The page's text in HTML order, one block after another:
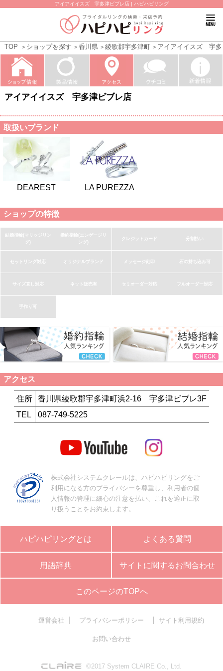
アイアイイスズ 宇多津ビブレ店 | ハピハピリング
TOP ショップを探す 香川県 綾歌郡宇多津町 アイアイイスズ 宇多
アイアイイスズ 宇多津ビブレ店
取扱いブランド
DEAREST LA PUREZZA
ショップの特徴
結婚指輪(マリッジリン
グ)
婚約指輪(エンゲージリ
ング)
クレジットカード 分割払い
セットリング対応 オリジナルブランド メッセージ刻印 石の持ち込み可
サイズ直し対応 ネット販売有 セミオーダー対応 フルオーダー対応
手作り可
アクセス
住所
香川県綾歌郡宇多津町浜2-16 宇多津ビブレ3F
TEL
087-749-5225
株式会社システムクレールは、ハピハピリングをご
利用になる方のプライバシーを尊重し、利用者の個
人情報の管理に細心の注意を払い、これを適正に取
り扱うことをお約束します。
ハピハピリングとは よくある質問
用語辞典 サイトに関するお問合わせ
このページのTOPへ
運営会社 プライバシーポリシー サイト利用規約
お問い合わせ
©2017 System CLAIRE Co., Ltd.